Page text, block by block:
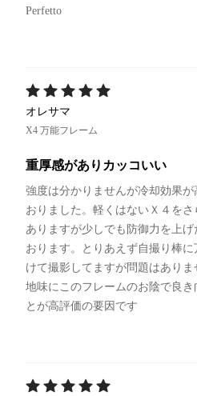
Perfetto
オレサマ
X4 万能フレーム
重厚感がありカッコいい
強度は分かりませんが冷却効果
おりました。軽くはないＸ４を
ありますが少しでも防御力を上
おります。とりあえず自撮り棒
けて撮影してますが問題はありま
地味にこのフレームのお陰で良
とが高評価の要因です